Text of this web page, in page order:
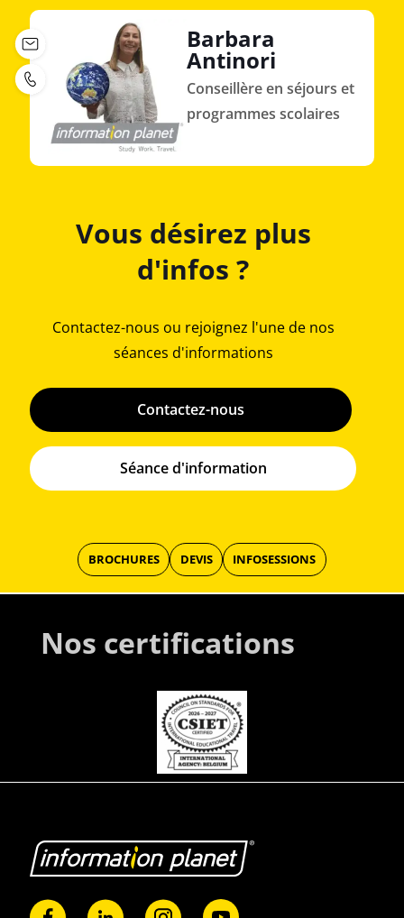
Vous désirez plus
d'infos ?
Contactez-nous ou rejoignez l'une de nos
séances d'informations
Contactez-nous
Séance d'information
Barbara
Antinori
Conseillère en séjours et
programmes scolaires
BROCHURES DEVIS INFOSESSIONS
Nos certifications